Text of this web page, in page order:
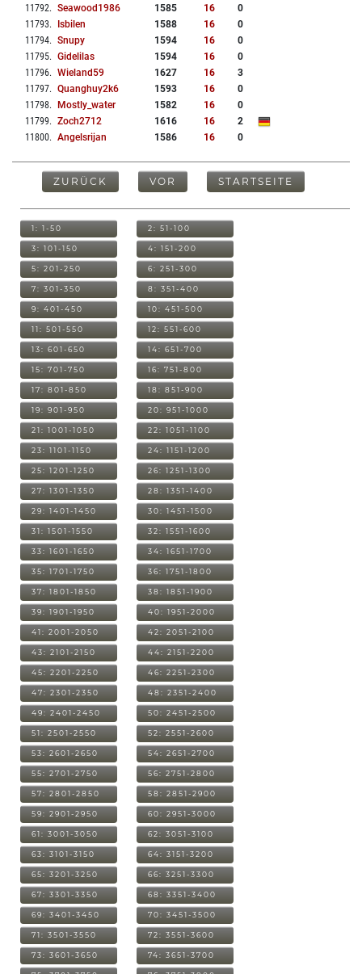
11792. Seawood1986 1585 16
0
11793. Isbilen 1588 16
0
11794. Snupy 1594 16
0
11795. Gidelilas 1594 16
0
11796. Wieland59 1627 16
3
11797. Quanghuy2k6 1593 16
0
11798. Mostly_water 1582 16
0
11799. Zoch2712 1616 16
2
11800. Angelsrijan 1586 16 0
ZURÜCK VOR STARTSEITE
1: 1-50 2: 51-100
3: 101-150 4: 151-200
5: 201-250 6: 251-300
7: 301-350 8: 351-400
9: 401-450 10: 451-500
11: 501-550 12: 551-600
13: 601-650 14: 651-700
15: 701-750 16: 751-800
17: 801-850 18: 851-900
19: 901-950 20: 951-1000
21: 1001-1050 22: 1051-1100
23: 1101-1150 24: 1151-1200
25: 1201-1250 26: 1251-1300
27: 1301-1350 28: 1351-1400
29: 1401-1450 30: 1451-1500
31: 1501-1550 32: 1551-1600
33: 1601-1650 34: 1651-1700
35: 1701-1750 36: 1751-1800
37: 1801-1850 38: 1851-1900
39: 1901-1950 40: 1951-2000
41: 2001-2050 42: 2051-2100
43: 2101-2150 44: 2151-2200
45: 2201-2250 46: 2251-2300
47: 2301-2350 48: 2351-2400
49: 2401-2450 50: 2451-2500
51: 2501-2550 52: 2551-2600
53: 2601-2650 54: 2651-2700
55: 2701-2750 56: 2751-2800
57: 2801-2850 58: 2851-2900
59: 2901-2950 60: 2951-3000
61: 3001-3050 62: 3051-3100
63: 3101-3150 64: 3151-3200
65: 3201-3250 66: 3251-3300
67: 3301-3350 68: 3351-3400
69: 3401-3450 70: 3451-3500
71: 3501-3550 72: 3551-3600
73: 3601-3650 74: 3651-3700